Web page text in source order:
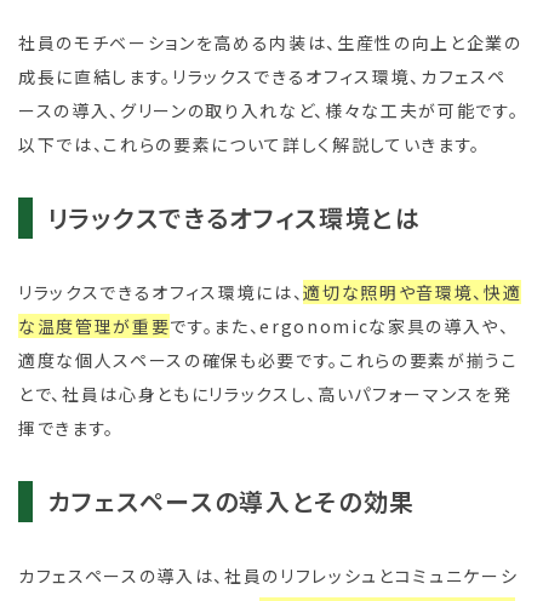
社員のモチベーションを高める内装は、生産性の向上と企業の
成長に直結します。リラックスできるオフィス環境、カフェスペ
ースの導入、グリーンの取り入れなど、様々な工夫が可能です。
以下では、これらの要素について詳しく解説していきます。
リラックスできるオフィス環境とは
リラックスできるオフィス環境には、適切な照明や音環境、快適
な温度管理が重要です。また、ergonomicな家具の導入や、
適度な個人スペースの確保も必要です。これらの要素が揃うこ
とで、社員は心身ともにリラックスし、高いパフォーマンスを発
揮できます。
カフェスペースの導入とその効果
カフェスペースの導入は、社員のリフレッシュとコミュニケーシ